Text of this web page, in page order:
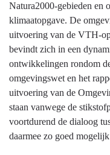
Natura2000-gebieden en
klimaatopgave. De
uitvoering van de VTH-
bevindt zich in een
ontwikkelingen rondom
omgevingswet en het
uitvoering van de
staan vanwege de
voortdurend de dialoog
daarmee zo goed